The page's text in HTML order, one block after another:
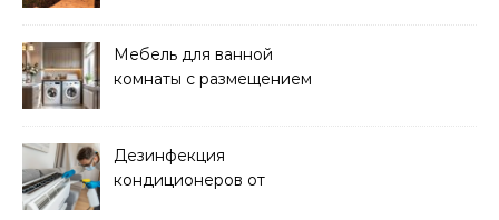
Мебель для ванной
комнаты с размещением
Дезинфекция
кондиционеров от